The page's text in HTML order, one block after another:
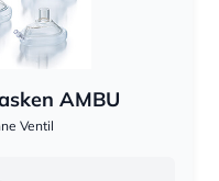
AMBU
Ventil